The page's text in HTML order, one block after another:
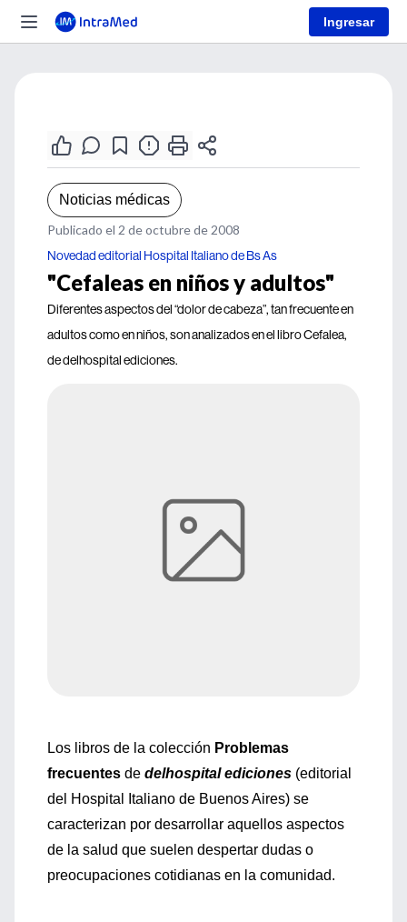
Ingresar
Noticias médicas
Publicado el 2 de octubre de 2008
Novedad editorial Hospital Italiano de Bs As
"Cefaleas en niños y adultos"
Diferentes aspectos del “dolor de cabeza”, tan frecuente en
adultos como en niños, son analizados en el libro Cefalea,
de delhospital ediciones.
Los libros de la colección Problemas
frecuentes de delhospital ediciones (editorial
del Hospital Italiano de Buenos Aires) se
caracterizan por desarrollar aquellos aspectos
de la salud que suelen despertar dudas o
preocupaciones cotidianas en la comunidad.